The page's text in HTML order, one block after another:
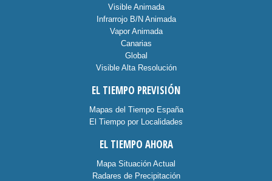
Visible Animada
Infrarrojo B/N Animada
Vapor Animada
Canarias
Global
Visible Alta Resolución
EL TIEMPO PREVISIÓN
Mapas del Tiempo España
El Tiempo por Localidades
EL TIEMPO AHORA
Mapa Situación Actual
Radares de Precipitación